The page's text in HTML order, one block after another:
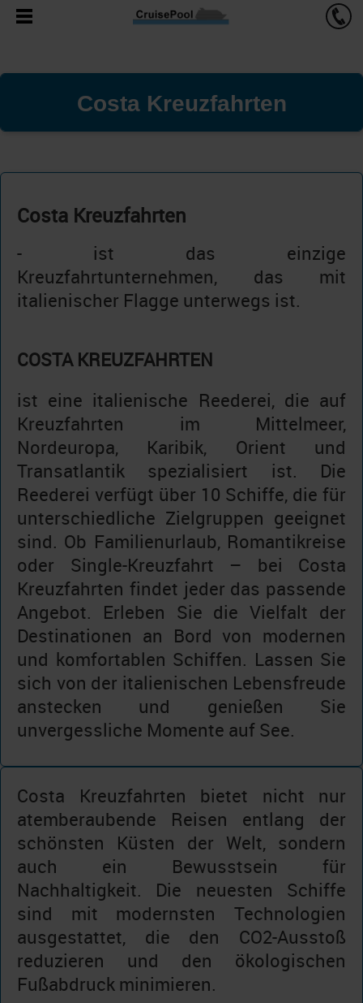
Costa Kreuzfahrten
Costa Kreuzfahrten
- ist das einzige
Kreuzfahrtunternehmen, das mit
italienischer Flagge unterwegs ist.
COSTA KREUZFAHRTEN
ist eine italienische Reederei, die auf
Kreuzfahrten im Mittelmeer,
Nordeuropa, Karibik, Orient und
Transatlantik spezialisiert ist. Die
Reederei verfügt über 10 Schiffe, die für
unterschiedliche Zielgruppen geeignet
sind. Ob Familienurlaub, Romantikreise
oder Single-Kreuzfahrt – bei Costa
Kreuzfahrten findet jeder das passende
Angebot. Erleben Sie die Vielfalt der
Destinationen an Bord von modernen
und komfortablen Schiffen. Lassen Sie
sich von der italienischen Lebensfreude
anstecken und genießen Sie
unvergessliche Momente auf See.
Costa Kreuzfahrten bietet nicht nur
atemberaubende Reisen entlang der
schönsten Küsten der Welt, sondern
auch ein Bewusstsein für
Nachhaltigkeit. Die neuesten Schiffe
sind mit modernsten Technologien
ausgestattet, die den CO2-Ausstoß
reduzieren und den ökologischen
Fußabdruck minimieren.